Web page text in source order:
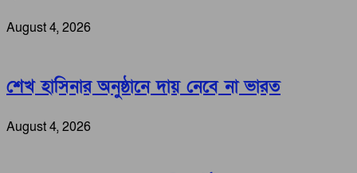
August 4, 2026
শেখ হাসিনার অনুষ্ঠানে দায় নেবে না ভারত
August 4, 2026